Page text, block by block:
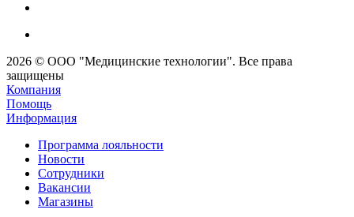
2026 © ООО "Медицинские технологии". Все права
защищены
Компания
Помощь
Информация
Программа лояльности
Новости
Сотрудники
Вакансии
Магазины